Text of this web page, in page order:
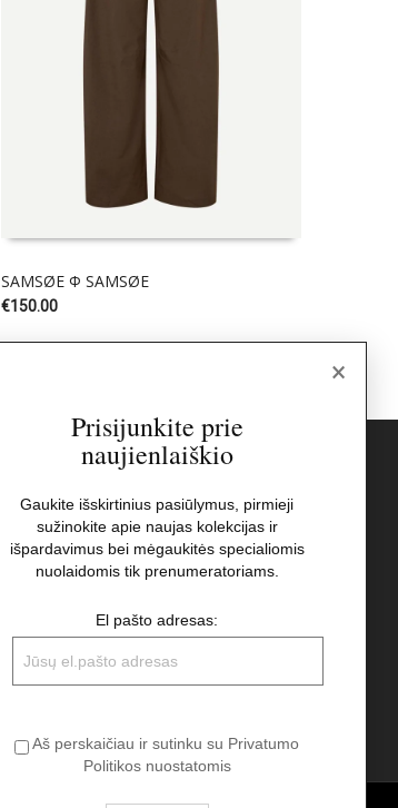
SAMSØE Φ SAMSØE
€150.00
El pašto adresas:
Aš perskaičiau ir sutinku su Privatumo
Politikos nuostatomis
×
Prisijunkite prie
naujienlaiškio
Gaukite išskirtinius pasiūlymus, pirmieji
sužinokite apie naujas kolekcijas ir
išpardavimus bei mėgaukitės specialiomis
nuolaidomis tik prenumeratoriams.
El pašto adresas:
Aš perskaičiau ir sutinku su Privatumo
Politikos nuostatomis